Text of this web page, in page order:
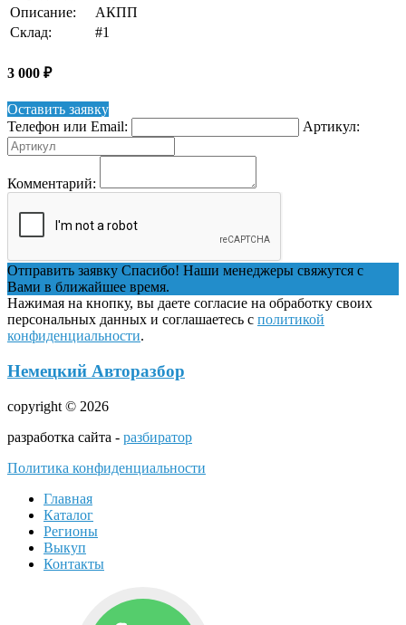
Описание:
АКПП
Склад:
#1
3 000 ₽
Оставить заявку
Телефон или Email:
Артикул:
Комментарий:
Отправить заявку Спасибо! Наши менеджеры свяжутся с
Вами в ближайшее время.
Нажимая на кнопку, вы даете согласие на обработку своих
персональных данных и соглашаетесь с политикой
конфиденциальности.
Немецкий Авторазбор
copyright © 2026
разработка сайта - разбиратор
Политика конфиденциальности
Главная
Каталог
Регионы
Выкуп
Контакты